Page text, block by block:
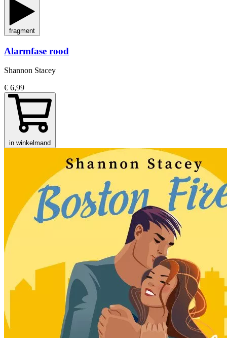
fragment
Alarmfase rood
Shannon Stacey
€ 6,99
in winkelmand